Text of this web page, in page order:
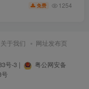
免费 1254
关于我们 网址发布页
号-3|
粤公网安备